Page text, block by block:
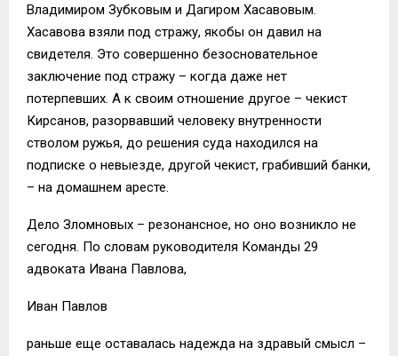
Владимиром Зубковым и Дагиром Хасавовым.
Хасавова взяли под стражу, якобы он давил на
свидетеля. Это совершенно безосновательное
заключение под стражу – когда даже нет
потерпевших. А к своим отношение другое – чекист
Кирсанов, разорвавший человеку внутренности
стволом ружья, до решения суда находился на
подписке о невыезде, другой чекист, грабивший банки,
– на домашнем аресте.
Дело Зломновых – резонансное, но оно возникло не
сегодня. По словам руководителя Команды 29
адвоката Ивана Павлова,
Иван Павлов
раньше еще оставалась надежда на здравый смысл –